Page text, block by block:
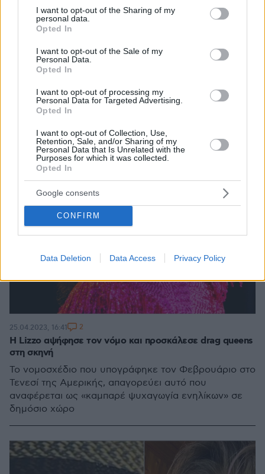
not limited to your visit or usage behaviour. You may click to
grant or deny consent to Google and its third-party tags to
use your data for below specified purposes in below Google
consent section.
I want to opt-out of the Sharing of my
personal data.
Opted In
I want to opt-out of the Sale of my
Personal Data.
Opted In
I want to opt-out of processing my
Personal Data for Targeted Advertising.
Opted In
I want to opt-out of Collection, Use,
Retention, Sale, and/or Sharing of my
Personal Data that Is Unrelated with the
Purposes for which it was collected.
Opted In
Google consents
CONFIRM
Data Deletion Data Access Privacy Policy
στο viral βίντεο της 47χρονης ηθοποιού στο
οποίο αντιδρά στους νόμους για τη ρύθμιση των
παραστάσεων drag σε δημόσιους χώρους
Η Lizzo αψήφησε τον νόμο και προσκάλεσε drag queens
στη σκηνή
Το νομοσχέδιο που υπογράφηκε τον Φεβρουάριο στο
Τενεσί της Αμερικής, απαγορεύει αυτό που
αναφέρεται ως «καμπαρέ ψυχαγωγία ενηλίκων» σε
δημόσιο χώρο
25.04.2023, 16:41 2